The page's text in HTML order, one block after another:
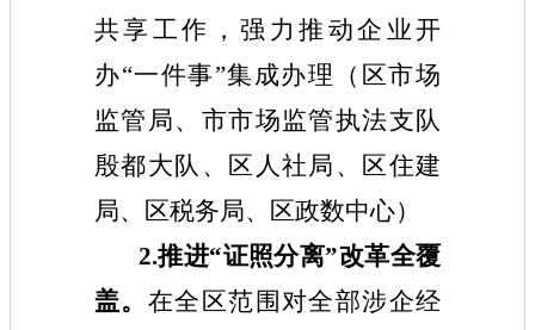
共享工作，强力推动企业开
办“一件事”集成办理（区市场
监管局、市市场监管执法支队
殷都大队、区人社局、区住建
局、区税务局、区政数中心）
2.推进“证照分离”改革全覆
盖。 在全区范围对全部涉企经